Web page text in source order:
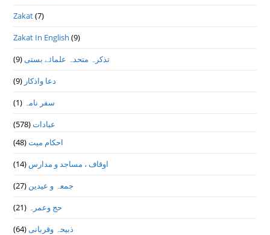
Zakat(7)
Zakat In English (9)
تذكرہ متحدہ علمائے بستى(9)
دعا واذكار (9)
سفر نامہ (1)
عبادات(578)
احکام میت(48)
اوقاف ، مساجد و مدارس (14)
جمعہ و عیدین (27)
حج وعمرہ (21)
ذبیحہ وقربانی(64)